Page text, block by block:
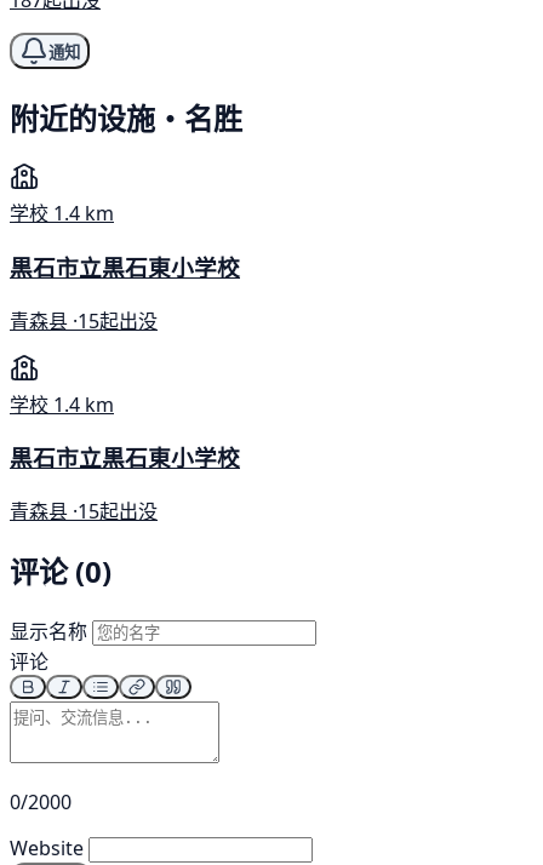
通知
附近的设施・名胜
学校 1.4 km
黒石市立黒石東小学校
青森县 ·15起出没
学校 1.4 km
黒石市立黒石東小学校
青森县 ·15起出没
评论 (0)
显示名称
评论
0/2000
Website